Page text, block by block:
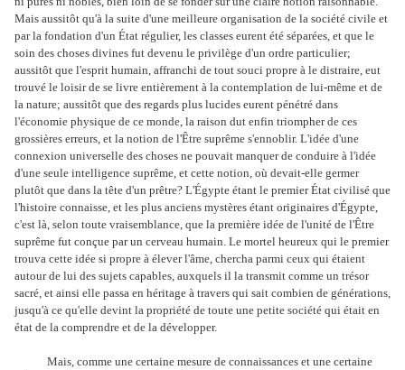
Mais aussitôt qu'à la suite d'une meilleure organisation de la société civile et
par la fondation d'un État régulier, les classes eurent été séparées, et que le
soin des choses divines fut devenu le privilège d'un ordre particulier;
aussitôt que l'esprit humain, affranchi de tout souci propre à le distraire, eut
trouvé le loisir de se livre entièrement à la contemplation de lui-même et de
la nature; aussitôt que des regards plus lucides eurent pénétré dans
l'économie physique de ce monde, la raison dut enfin triompher de ces
grossières erreurs, et la notion de l'Être suprême s'ennoblir. L'idée d'une
connexion universelle des choses ne pouvait manquer de conduire à l'idée
d'une seule intelligence suprême, et cette notion, où devait-elle germer
plutôt que dans la tête d'un prêtre? L'Égypte étant le premier État civilisé que
l'histoire connaisse, et les plus anciens mystères étant originaires d'Égypte,
c'est là, selon toute vraisemblance, que la première idée de l'unité de l'Être
suprême fut conçue par un cerveau humain. Le mortel heureux qui le premier
trouva cette idée si propre à élever l'âme, chercha parmi ceux qui étaient
autour de lui des sujets capables, auxquels il la transmit comme un trésor
sacré, et ainsi elle passa en héritage à travers qui sait combien de générations,
jusqu'à ce qu'elle devint la propriété de toute une petite société qui était en
état de la comprendre et de la développer.
Mais, comme une certaine mesure de connaissances et une certaine